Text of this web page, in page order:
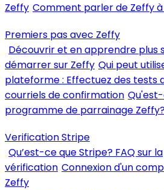
Zeffy Comment parler de Zeffy
Premiers pas avec Zeffy
Découvrir et en apprendre plus
démarrer sur Zeffy Qui peut
plateforme : Effectuez des tests
courriels de confirmation
programme de parrainage
Verification Stripe
Qu’est-ce que Stripe? FAQ sur la
vérification Connexion d'un
Zeffy